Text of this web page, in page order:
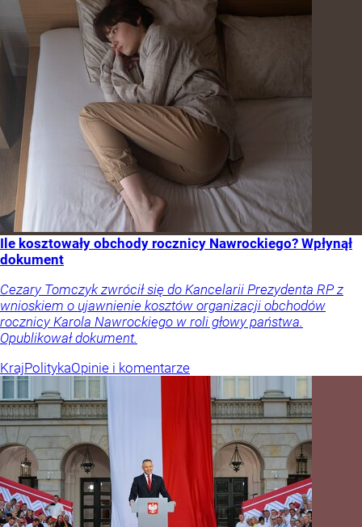
Ile kosztowały obchody rocznicy Nawrockiego? Wpłynął
dokument
Cezary Tomczyk zwrócił się do Kancelarii Prezydenta RP z
wnioskiem o ujawnienie kosztów organizacji obchodów
rocznicy Karola Nawrockiego w roli głowy państwa.
Opublikował dokument.
KrajPolitykaOpinie i komentarze